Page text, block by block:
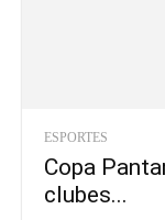
ESPORTES
Copa
clubes...